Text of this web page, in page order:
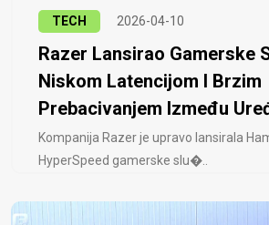
TECH 2026-04-10
Razer Lansirao Gamerske
Niskom Latencijom I Brzim
Prebacivanjem Između
Kompanija Razer je upravo lansirala
HyperSpeed ​​gamerske slu�..